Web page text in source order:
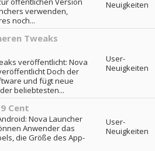
verwenden,
noch...
Neuigkeiten
Tweaks
veröffentlicht: Nova
Doch der
und fügt neue
beliebtesten...
User-
Neuigkeiten
Cent
Nova Launcher
Anwender das
die Größe des App-
User-
Neuigkeiten